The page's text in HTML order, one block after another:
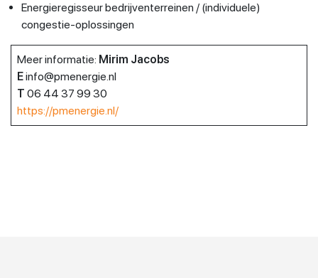
Energieregisseur bedrijventerreinen / (individuele)
congestie-oplossingen
Meer informatie: Mirim Jacobs
Einfo@pmenergie.nl
T 06 44 37 99 30
https://pmenergie.nl/